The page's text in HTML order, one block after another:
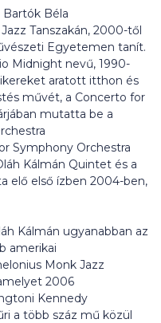
Béla
Tanszakán, 2000-től
Egyetemen tanít.
Midnight nevű, 1990-
aratott itthon és
művét, a Concerto for
mutatta be a
Symphony Orchestra
Kálmán Quintet és a
elő első ízben 2004-ben,
Kálmán ugyanabban az
amerikai
Monk Jazz
2006
Kennedy
a több száz mű közül